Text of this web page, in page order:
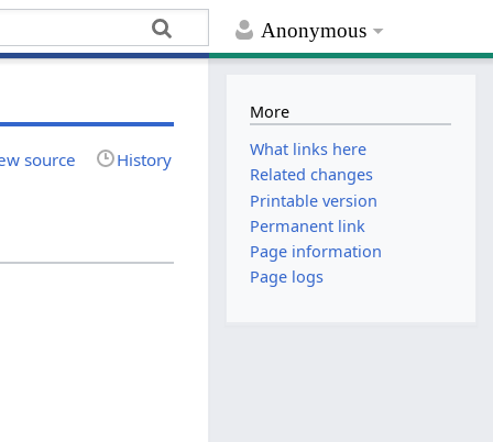
Anonymous
source History
More
What links here
Related changes
Printable version
Permanent link
Page information
Page logs